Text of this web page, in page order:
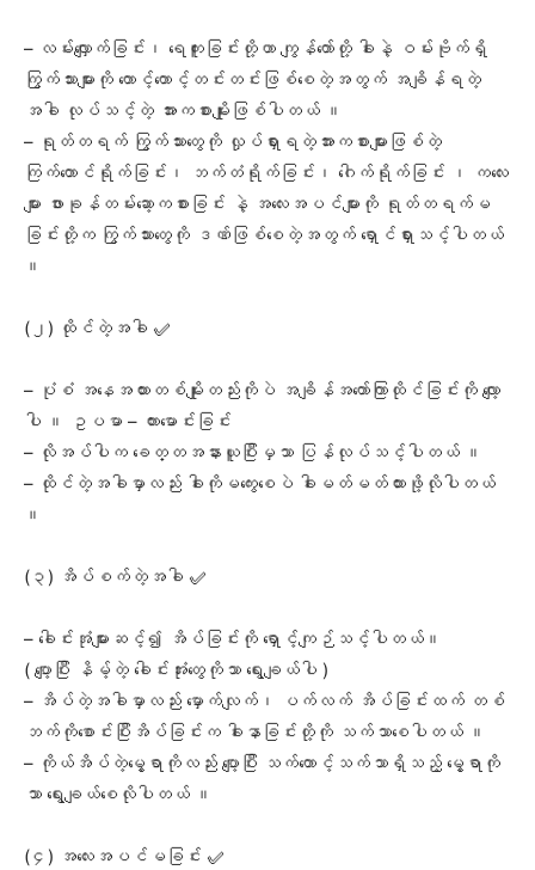
– လမ်းလျှောက်ခြင်း၊ ရေကူးခြင်းတို့ဟာ ကျွန်တော်တို့ ခါးနဲ့ ဝမ်းဗိုက်ရှိ
ကြွက်သားများကို တောင့်တောင့်တင်းတင်းဖြစ်စေတဲ့အတွက် အချိန်ရတဲ့
အခါ လုပ်သင့်တဲ့ အားကစားမျိုးဖြစ်ပါတယ် ။
– ရုတ်တရက် ကြွက်သားတွေကို လှုပ်ရှားရတဲ့အားကစားများဖြစ်တဲ့
ကြက်တောင်ရိုက်ခြင်း၊ ဘက်တံရိုက်ခြင်း၊ ဂေါက်ရိုက်ခြင်း ၊ ကလေး
များ ဖားခုန်တမ်းဆော့ကစားခြင်း နဲ့ အလေးအပင်များကို ရုတ်တရက်မ
ခြင်းတို့က ကြွက်သားတွေကို ဒဏ်ဖြစ်စေတဲ့အတွက် ရှောင်ရှားသင့်ပါတယ်
။
(၂) ထိုင်တဲ့အခါ ✅
– ပုံစံ အနေအထားတစ်မျိုးတည်းကိုပဲ အချိန်အတော်ကြာထိုင်ခြင်းကို လျော့
ပါ ။ ဥပမာ – ကားမောင်းခြင်း
– လိုအပ်ပါက ခေတ္တအနားယူပြီးမှသာ ပြန်လုပ်သင့်ပါတယ် ။
– ထိုင်တဲ့အခါမှာလည်း ခါးကိုမကွေးစေပဲ ခါးမတ်မတ်ထားဖို့လိုပါတယ်
။
(၃) အိပ်စက်တဲ့အခါ ✅
– ခေါင်းအုံများဆင့်၍ အိပ်ခြင်းကို ရှောင့်ကျဉ်သင့်ပါတယ်။
( ပျော့ပြီး နိမ့်တဲ့ ခေါင်းအုံးတွေကိုသာ ရွေးချယ်ပါ )
– အိပ်တဲ့အခါမှာလည်း မှောက်လျက်၊ ပက်လက် အိပ်ခြင်းထက် တစ်
ဘက်ကိုစောင်းပြီးအိပ်ခြင်းက ခါးနာခြင်းတို့ကို သက်သာစေပါတယ် ။
– ကိုယ်အိပ်တဲ့မွေ့ရာကိုလည်း ပျော့ပြီး သက်တောင့်သက်သာရှိသည့် မွေ့ရာကို
သာ ရွေးချယ်စေလိုပါတယ် ။
(၄) အလေးအပင်မခြင်း ✅